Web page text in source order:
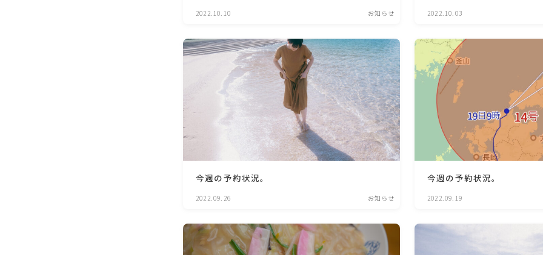
2022.10.10 お知らせ 2022.10.03
今週の予約状況。
2022.09.26 お知らせ
今週の予約状況。
2022.09.19